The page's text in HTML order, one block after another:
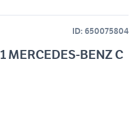
ID: 650075804
MERCEDES-BENZ C